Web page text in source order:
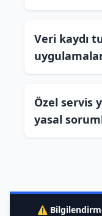
Veri kaydı
Özel servis
yasal
⚠️